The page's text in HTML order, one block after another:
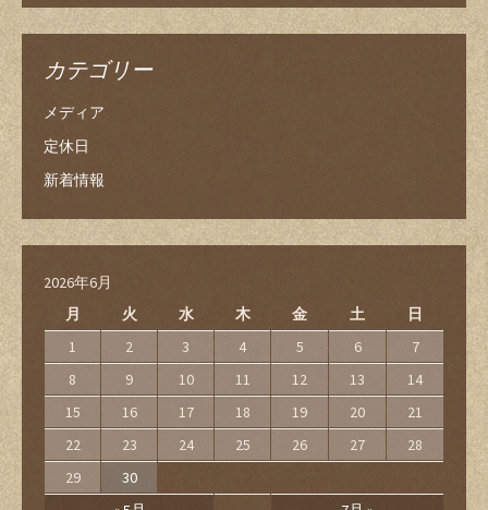
カテゴリー
メディア
定休日
新着情報
2026年6月
月
火 水 木 金 土 日
1 2 3 4 5 6
7
8
9 10 11 12 13
14
15
16 17 18 19 20
21
22
23 24 25 26 27
28
29
30